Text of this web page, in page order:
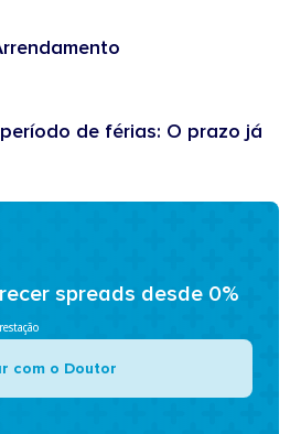
de férias: O prazo já
spreads desde 0%
com o Doutor